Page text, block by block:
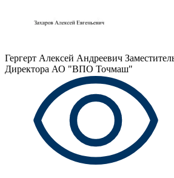
Гергерт Алексей Андреевич
Директора АО "ВПО Точмаш"